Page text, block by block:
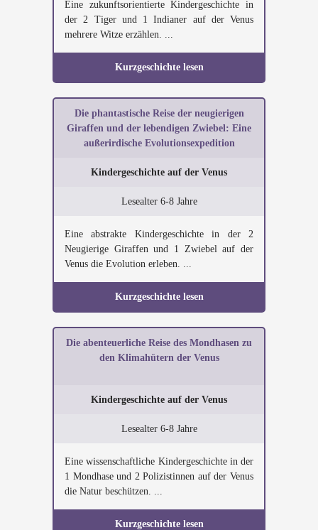
Eine zukunftsorientierte Kindergeschichte in
der 2 Tiger und 1 Indianer auf der Venus
mehrere Witze erzählen. ...
Kurzgeschichte lesen
Die phantastische Reise der neugierigen
Giraffen und der lebendigen Zwiebel: Eine
außerirdische Evolutionsexpedition
Kindergeschichte auf der Venus
Lesealter 6-8 Jahre
Eine abstrakte Kindergeschichte in der 2
Neugierige Giraffen und 1 Zwiebel auf der
Venus die Evolution erleben. ...
Kurzgeschichte lesen
Die abenteuerliche Reise des Mondhasen zu
den Klimahütern der Venus
Kindergeschichte auf der Venus
Lesealter 6-8 Jahre
Eine wissenschaftliche Kindergeschichte in der
1 Mondhase und 2 Polizistinnen auf der Venus
die Natur beschützen. ...
Kurzgeschichte lesen